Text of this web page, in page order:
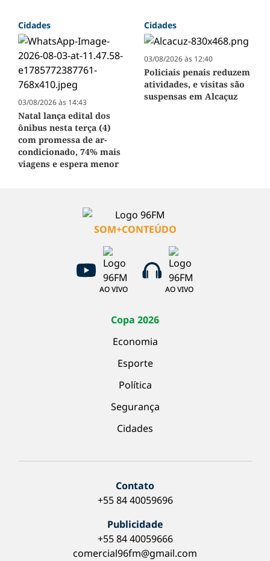
Cidades
03/08/2026 às 14:43
Natal lança edital dos
ônibus nesta terça (4)
com promessa de ar-
condicionado, 74% mais
viagens e espera menor
Cidades
03/08/2026 às 12:40
Policiais penais reduzem
atividades, e visitas são
suspensas em Alcaçuz
SOM+CONTEÚDO
AO VIVO AO VIVO
Copa 2026
Economia
Esporte
Política
Segurança
Cidades
Contato
+55 84 40059696
Publicidade
+55 84 40059666
comercial96fm@gmail.com